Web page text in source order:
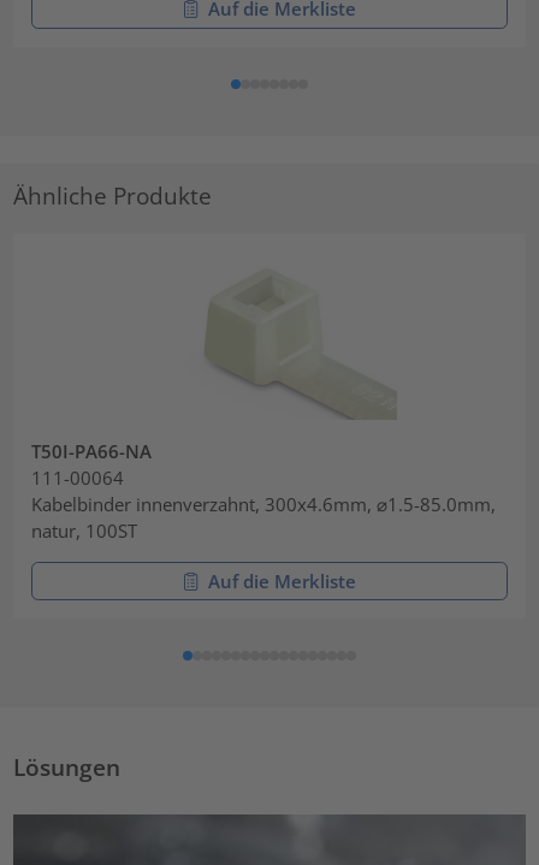
Auf die Merkliste
Ähnliche Produkte
T50I-PA66-NA
111-00064
Kabelbinder innenverzahnt, 300x4.6mm, ⌀1.5-85.0mm,
natur, 100ST
Auf die Merkliste
Lösungen